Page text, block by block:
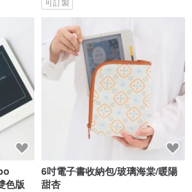
色版
6吋電子書收納包/玻璃海棠/暖陽
甜杏